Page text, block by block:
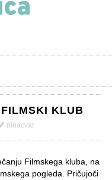
KLUB
ninacvar
Filmskega kluba, na
pogleda. Pričujoči